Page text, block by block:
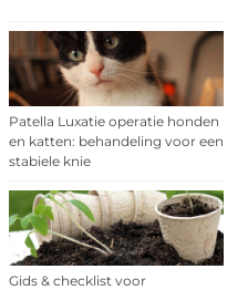
Patella Luxatie operatie honden
en katten: behandeling voor een
stabiele knie
Gids & checklist voor